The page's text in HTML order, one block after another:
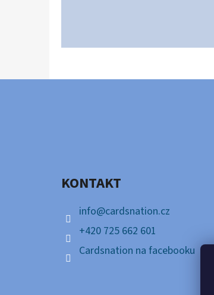
KONTAKT
info@cardsnation.cz
+420 725 662 601
Cardsnation na facebooku